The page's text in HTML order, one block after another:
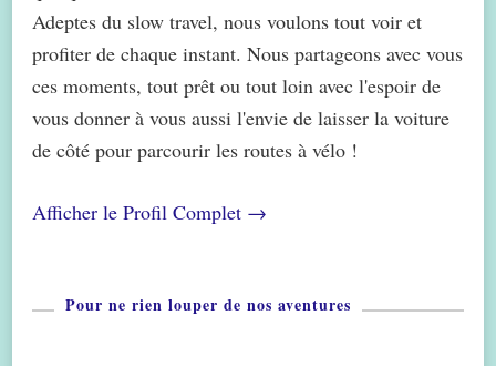
Adeptes du slow travel, nous voulons tout voir et
profiter de chaque instant. Nous partageons avec vous
ces moments, tout prêt ou tout loin avec l'espoir de
vous donner à vous aussi l'envie de laisser la voiture
de côté pour parcourir les routes à vélo !
Afficher le Profil Complet →
Pour ne rien louper de nos aventures